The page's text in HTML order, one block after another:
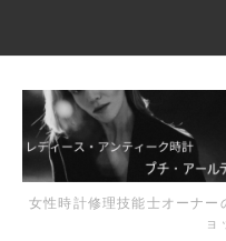
女性時計修理技能士オーナー
ョ